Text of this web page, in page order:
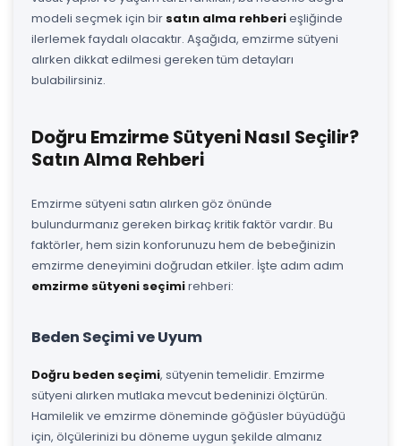
modeli seçmek için bir satın alma rehberieşliğinde
ilerlemek faydalı olacaktır. Aşağıda, emzirme sütyeni
alırken dikkat edilmesi gereken tüm detayları
bulabilirsiniz.
Doğru Emzirme Sütyeni Nasıl Seçilir?
Satın Alma Rehberi
Emzirme sütyeni satın alırken göz önünde
bulundurmanız gereken birkaç kritik faktör vardır. Bu
faktörler, hem sizin konforunuzu hem de bebeğinizin
emzirme deneyimini doğrudan etkiler. İşte adım adım
emzirme sütyeni seçimirehberi:
Beden Seçimi ve Uyum
Doğru beden seçimi, sütyenin temelidir. Emzirme
sütyeni alırken mutlaka mevcut bedeninizi ölçtürün.
Hamilelik ve emzirme döneminde göğüsler büyüdüğü
için, ölçülerinizi bu döneme uygun şekilde almanız